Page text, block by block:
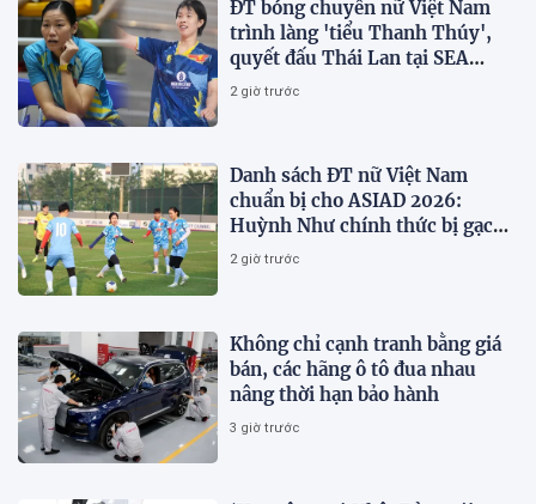
ĐT bóng chuyền nữ Việt Nam
trình làng 'tiểu Thanh Thúy',
quyết đấu Thái Lan tại SEA
V.Cup 2026
2 giờ trước
Danh sách ĐT nữ Việt Nam
chuẩn bị cho ASIAD 2026:
Huỳnh Như chính thức bị gạch
tên
2 giờ trước
Không chỉ cạnh tranh bằng giá
bán, các hãng ô tô đua nhau
nâng thời hạn bảo hành
3 giờ trước